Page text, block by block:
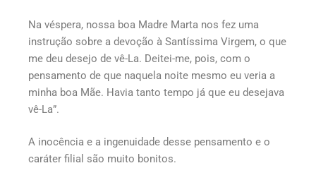
Na véspera, nossa boa Madre Marta nos fez uma
instrução sobre a devoção à Santíssima Virgem, o que
me deu desejo de vê-La. Deitei-me, pois, com o
pensamento de que naquela noite mesmo eu veria a
minha boa Mãe. Havia tanto tempo já que eu desejava
vê-La”.
A inocência e a ingenuidade desse pensamento e o
caráter filial são muito bonitos.